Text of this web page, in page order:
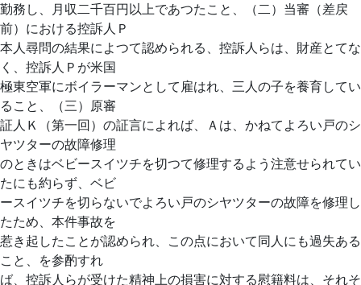
勤務し、月収二千百円以上であつたこと、（二）当審（差戻
前）における控訴人Ｐ
本人尋問の結果によつて認められる、控訴人らは、財産とてな
く、控訴人Ｐが米国
極東空軍にボイラーマンとして雇はれ、三人の子を養育してい
ること、（三）原審
証人Ｋ（第一回）の証言によれば、Ａは、かねてよろい戸のシ
ヤツターの故障修理
のときはベビースイツチを切つて修理するよう注意せられてい
たにも約らず、ベビ
ースイツチを切らないでよろい戸のシヤツターの故障を修理し
たため、本件事故を
惹き起したことが認められ、この点において同人にも過失ある
こと、を参酌すれ
ば、控訴人らが受けた精神上の損害に対する慰籍料は、それそ